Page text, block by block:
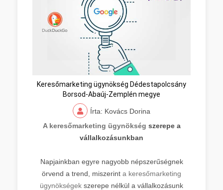
Keresőmarketing ügynökség Dédestapolcsány
Borsod-Abaúj-Zemplén megye
Írta: Kovács Dorina
A keresőmarketing ügynökség szerepe a
vállalkozásunkban
Napjainkban egyre nagyobb népszerűségnek
örvend a trend, miszerint a keresőmarketing
ügynökségek szerepe nélkül a vállalkozásunk